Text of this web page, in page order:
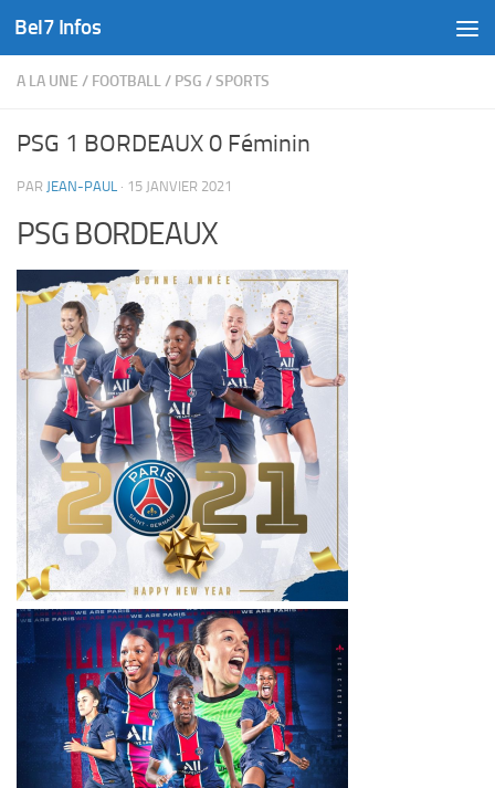
Skip to content
Bel7 Infos
A LA UNE / FOOTBALL/ PSG /SPORTS
PSG 1 BORDEAUX 0 Féminin
PAR JEAN-PAUL · 15 JANVIER 2021
PSG BORDEAUX